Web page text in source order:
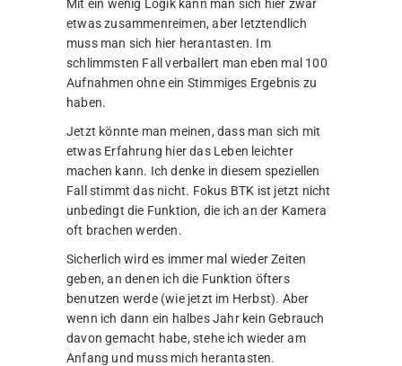
Mit ein wenig Logik kann man sich hier zwar
etwas zusammenreimen, aber letztendlich
muss man sich hier herantasten. Im
schlimmsten Fall verballert man eben mal 100
Aufnahmen ohne ein Stimmiges Ergebnis zu
haben.
Jetzt könnte man meinen, dass man sich mit
etwas Erfahrung hier das Leben leichter
machen kann. Ich denke in diesem speziellen
Fall stimmt das nicht. Fokus BTK ist jetzt nicht
unbedingt die Funktion, die ich an der Kamera
oft brachen werden.
Sicherlich wird es immer mal wieder Zeiten
geben, an denen ich die Funktion öfters
benutzen werde (wie jetzt im Herbst). Aber
wenn ich dann ein halbes Jahr kein Gebrauch
davon gemacht habe, stehe ich wieder am
Anfang und muss mich herantasten.